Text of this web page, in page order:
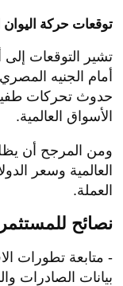
توقعات حركة اليوان
تشير التوقعات
أمام الجنيه المصري
حدوث تحركات
الأسواق العالمية.
ومن المرجح أن يظل
العالمية وسعر
العملة.
نصائح
- متابعة تطورات
بيانات الصادرات